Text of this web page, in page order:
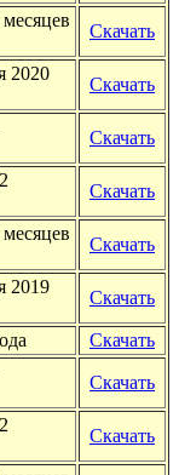
Скачать
2020
Скачать
Скачать
Скачать
Скачать
2019
Скачать
Скачать
Скачать
Скачать